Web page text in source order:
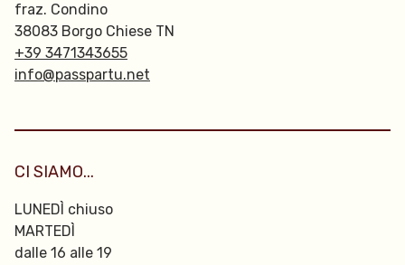
fraz. Condino
38083 Borgo Chiese TN
+39 3471343655
info@passpartu.net
CI SIAMO...
LUNEDÌ chiuso
MARTEDÌ
dalle 16 alle 19